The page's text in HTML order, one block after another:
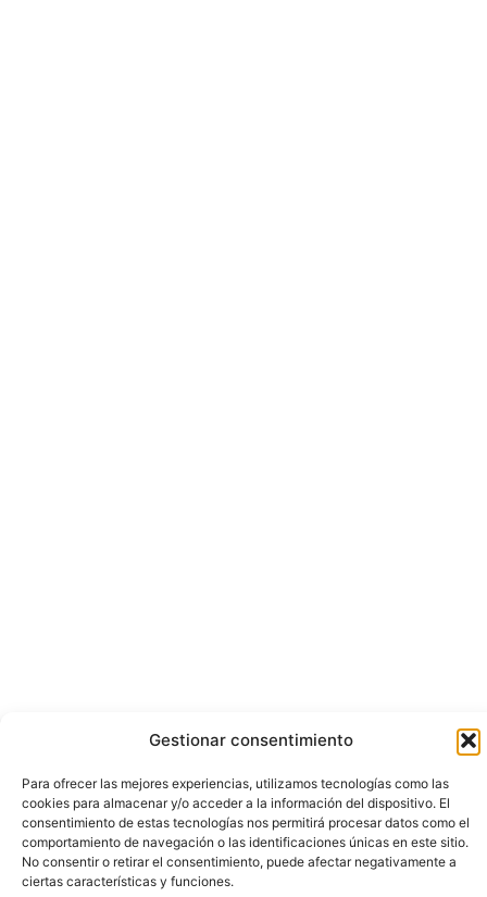
Gestionar consentimiento
Para ofrecer las mejores experiencias, utilizamos tecnologías como las
cookies para almacenar y/o acceder a la información del dispositivo. El
consentimiento de estas tecnologías nos permitirá procesar datos como el
comportamiento de navegación o las identificaciones únicas en este sitio.
No consentir o retirar el consentimiento, puede afectar negativamente a
ciertas características y funciones.